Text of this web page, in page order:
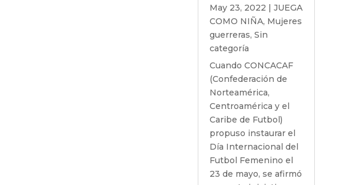
May 23, 2022 | JUEGA
COMO NIÑA, Mujeres
guerreras, Sin
categoría
Cuando CONCACAF
(Confederación de
Norteamérica,
Centroamérica y el
Caribe de Futbol)
propuso instaurar el
Día Internacional del
Futbol Femenino el
23 de mayo, se afirmó